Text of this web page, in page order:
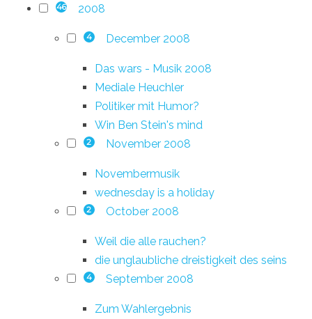
46 2008
4 December 2008
Das wars - Musik 2008
Mediale Heuchler
Politiker mit Humor?
Win Ben Stein's mind
2 November 2008
Novembermusik
wednesday is a holiday
2 October 2008
Weil die alle rauchen?
die unglaubliche dreistigkeit des seins
4 September 2008
Zum Wahlergebnis